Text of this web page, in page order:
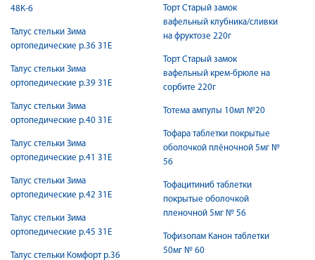
48К-6
Талус стельки Зима
ортопедические р.36 31Е
Талус стельки Зима
ортопедические р.39 31Е
Талус стельки Зима
ортопедические р.40 31Е
Талус стельки Зима
ортопедические р.41 31Е
Талус стельки Зима
ортопедические р.42 31Е
Талус стельки Зима
ортопедические р.45 31Е
Талус стельки Комфорт р.36
Торт Старый замок
вафельный клубника/сливки
на фруктозе 220г
Торт Старый замок
вафельный крем-брюле на
сорбите 220г
Тотема ампулы 10мл №20
Тофара таблетки покрытые
оболочкой плёночной 5мг №
56
Тофацитиниб таблетки
покрытые оболочкой
пленочной 5мг № 56
Тофизопам Канон таблетки
50мг № 60